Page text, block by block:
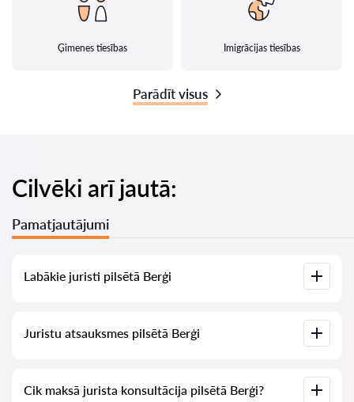
Ģimenes tiesības Imigrācijas tiesības
Parādīt visus
Cilvēki arī jautā:
Pamatjautājumi
Labākie juristi pilsētā Berģi
pilnīgu informāciju: cenas, atsauksmes, tālruņa numurs un
Juristu atsauksmes pilsētā Berģi
juristiem, mēs neizdzēšam negatīvas atsauksmes un nav
Cik maksā jurista konsultācija pilsētā Berģi?